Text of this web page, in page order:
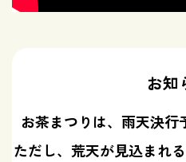
お知
お茶まつりは、雨天決行
ただし、荒天が見込まれ